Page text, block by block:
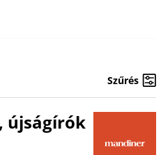
Szűrés
újságírók